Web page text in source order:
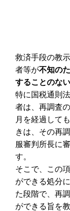
救済手段の教
者等が不知の
することのな
特に国税通則
者は、再調査
月を経過して
きは、その再
服審判所長に
す。
そこで、この
ができる処分
た段階で、再
ができる旨を